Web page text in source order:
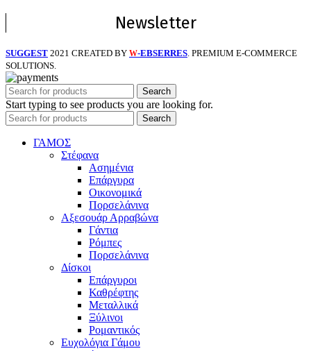
Newsletter
SUGGEST 2021 CREATED BY W-EBSERRES. PREMIUM E-COMMERCE
SOLUTIONS.
Search
Start typing to see products you are looking for.
Search
ΓΑΜΟΣ
Στέφανα
Ασημένια
Επάργυρα
Οικονομικά
Πορσελάνινα
Αξεσουάρ Αρραβώνα
Γάντια
Ρόμπες
Πορσελάνινα
Δίσκοι
Επάργυροι
Καθρέφτης
Μεταλλικά
Ξύλινοι
Ρομαντικός
Ευχολόγια Γάμου